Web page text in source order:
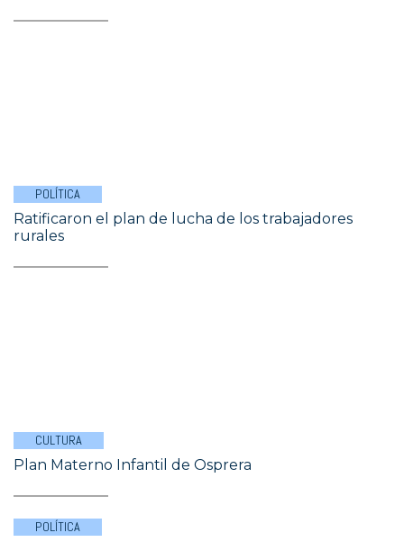
POLÍTICA
Ratificaron el plan de lucha de los trabajadores
rurales
CULTURA
Plan Materno Infantil de Osprera
POLÍTICA